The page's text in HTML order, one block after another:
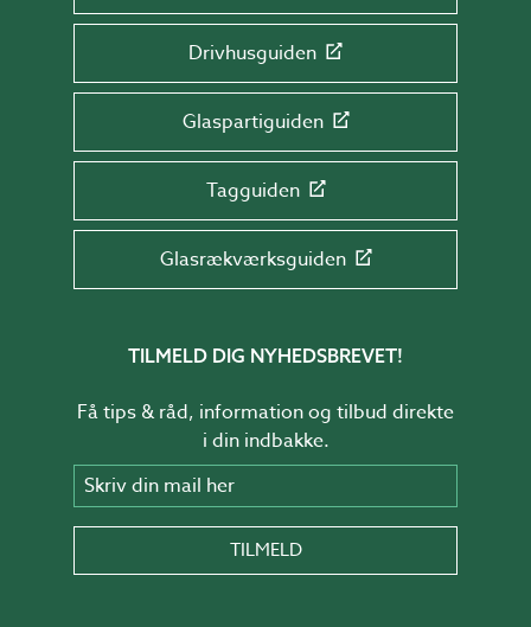
Drivhusguiden
Glaspartiguiden
Tagguiden
Glasrækværksguiden
TILMELD DIG NYHEDSBREVET!
Få tips & råd, information og tilbud direkte
i din indbakke.
Skriv din mail her
TILMELD